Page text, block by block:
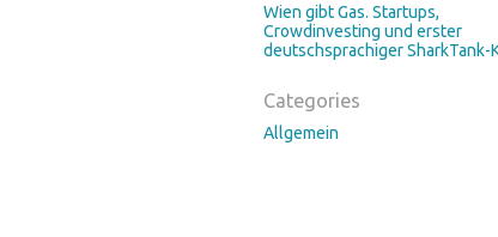
Wien gibt Gas. Startups,
Crowdinvesting und erster
deutschsprachiger SharkTank-
Categories
Allgemein